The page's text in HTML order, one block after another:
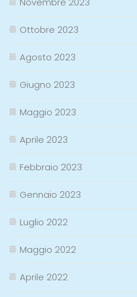
Ottobre 2023
Agosto 2023
Giugno 2023
Maggio 2023
Aprile 2023
Febbraio 2023
Gennaio 2023
Luglio 2022
Maggio 2022
Aprile 2022